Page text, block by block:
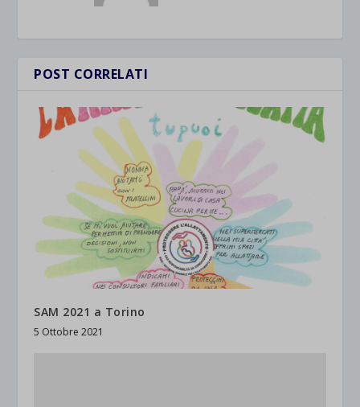
POST CORRELATI
SAM 2021 a Torino
5 Ottobre 2021